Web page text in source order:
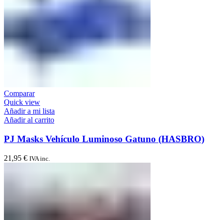
Comparar
Quick view
Añadir a mi lista
Añadir al carrito
PJ Masks Vehículo Luminoso Gatuno (HASBRO)
21,95 € IVA inc.